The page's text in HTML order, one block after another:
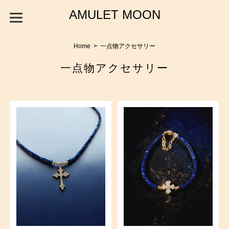
AMULET MOON
Home 一点物アクセサリー
一点物アクセサリー